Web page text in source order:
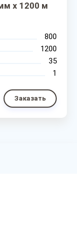
х 1200 м
800
1200
35
1
Заказать